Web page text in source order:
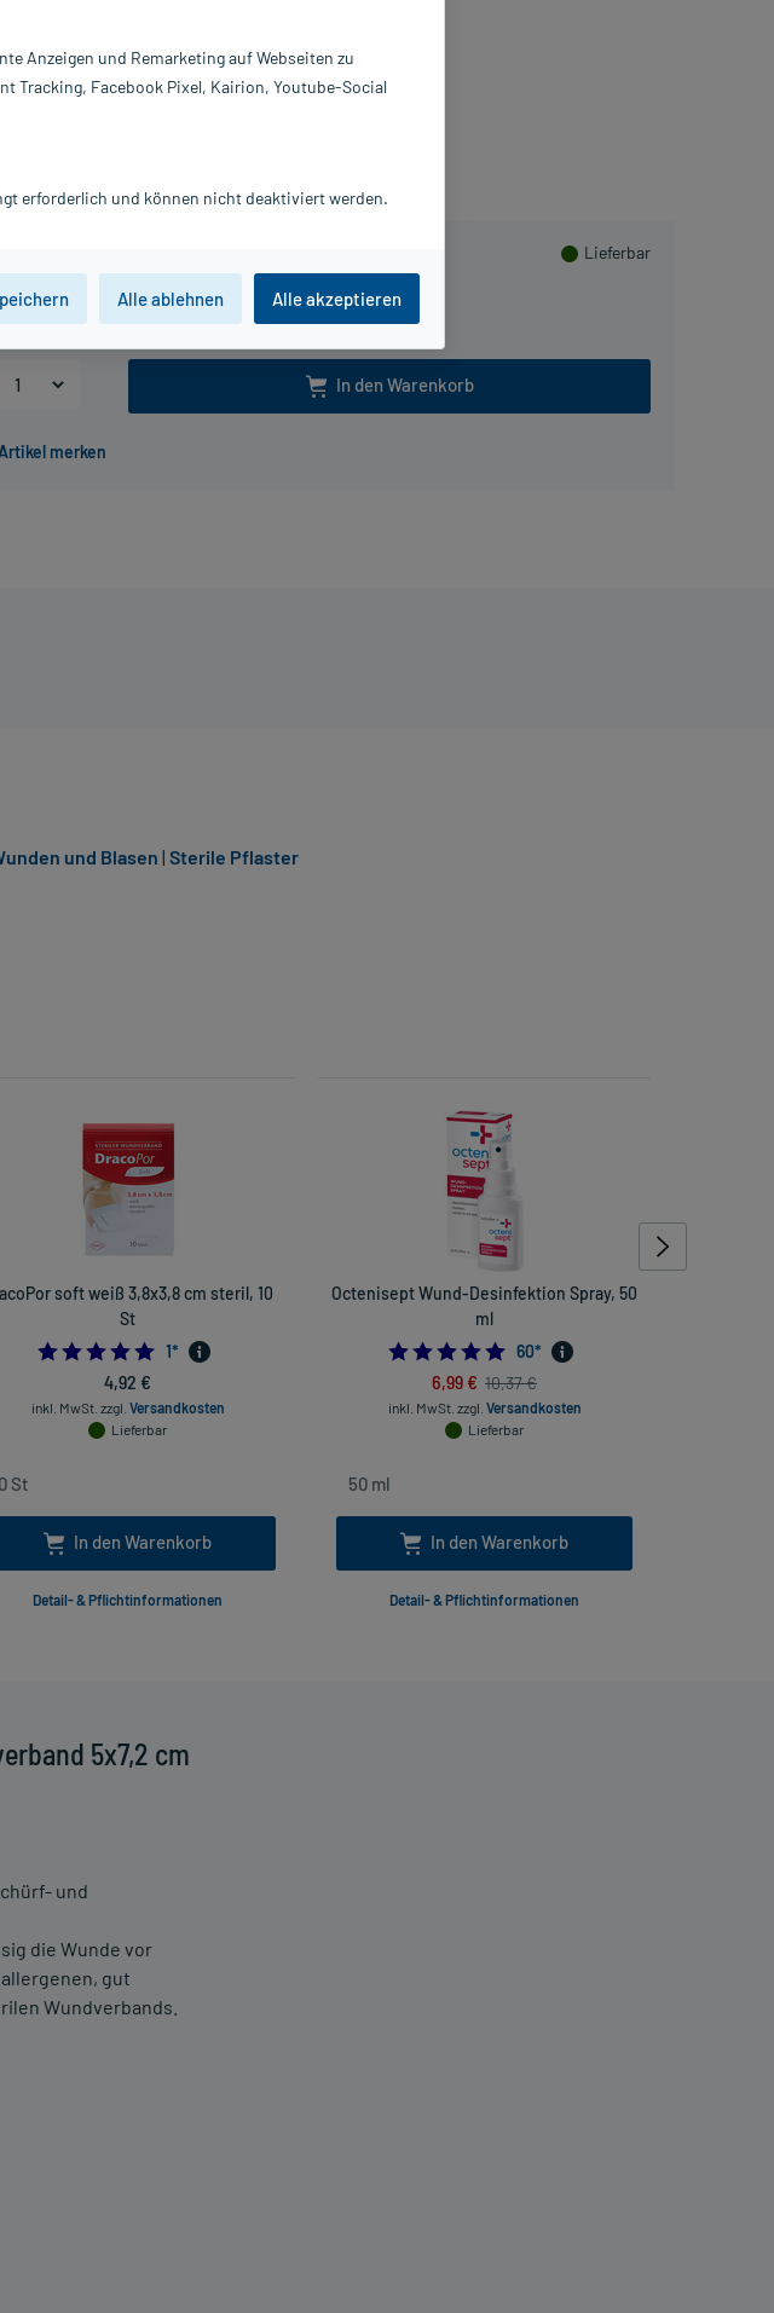
MwSt. zzgl. Versandkosten
Lieferbar
5 St 25 St
In den Warenkorb
02027032
Dr. Ausbüttel GmbH & Co. KG
5x7,2 cm
und
die Wunde vor
gut
Wundverbands.
soft weiß 3,8x3,8 cm steril, 10
St
5.0
1*
4,92 €
inkl. MwSt. zzgl. Versandkosten
Lieferbar
In den Warenkorb
Detail- & Pflichtinformationen
Octenisept Wund-Desinfektion Spray, 50
ml
4.966666666666667
60*
6,99 € 10,37 €
inkl. MwSt. zzgl. Versandkosten
Lieferbar
In den Warenkorb
Detail- & Pflichtinformationen
und Blasen | Sterile Pflaster
Anzeigen und Remarketing auf Webseiten zu
Tracking, Facebook Pixel, Kairion, Youtube-Social
erforderlich und können nicht deaktiviert werden.
Alle ablehnen Alle akzeptieren